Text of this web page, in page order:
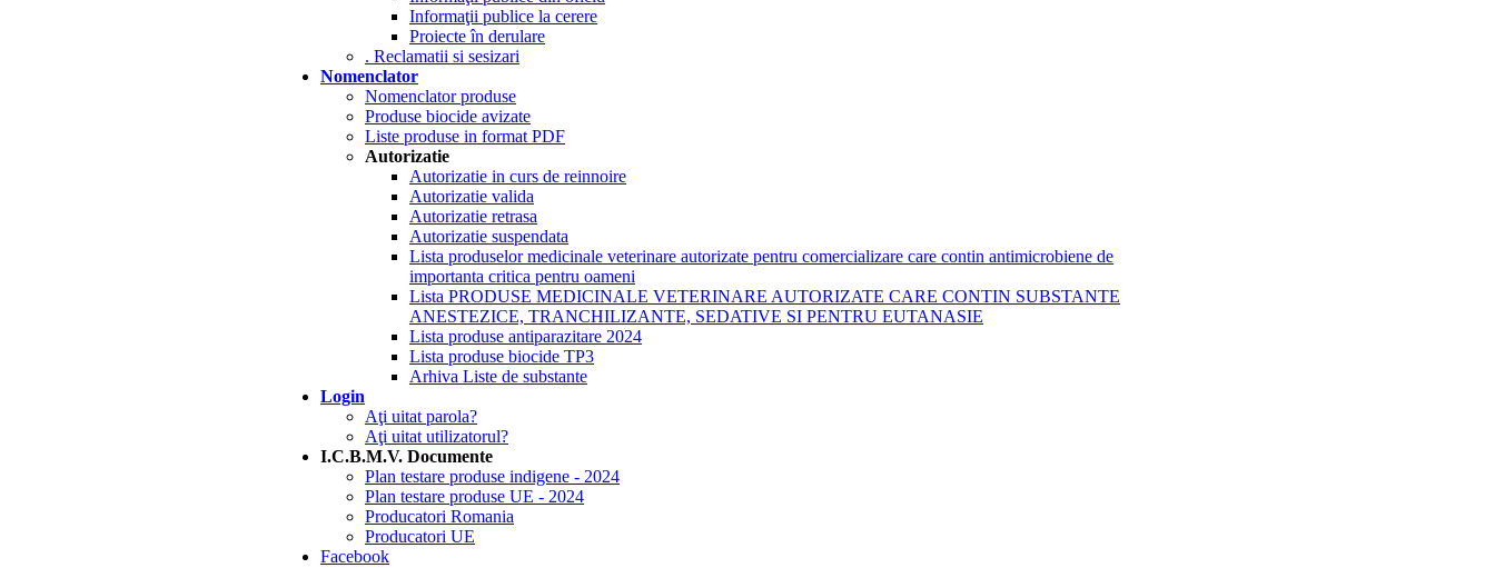
Informaţii publice la cerere
Proiecte în derulare
. Reclamatii si sesizari
Nomenclator
Nomenclator produse
Produse biocide avizate
Liste produse in format PDF
Autorizatie
Autorizatie in curs de reinnoire
Autorizatie valida
Autorizatie retrasa
Autorizatie suspendata
Lista produselor medicinale veterinare autorizate pentru comercializare care contin antimicrobiene de
importanta critica pentru oameni
Lista PRODUSE MEDICINALE VETERINARE AUTORIZATE CARE CONTIN SUBSTANTE
ANESTEZICE, TRANCHILIZANTE, SEDATIVE SI PENTRU EUTANASIE
Lista produse antiparazitare 2024
Lista produse biocide TP3
Arhiva Liste de substante
Login
Aţi uitat parola?
Aţi uitat utilizatorul?
I.C.B.M.V. Documente
Plan testare produse indigene - 2024
Plan testare produse UE - 2024
Producatori Romania
Producatori UE
Facebook